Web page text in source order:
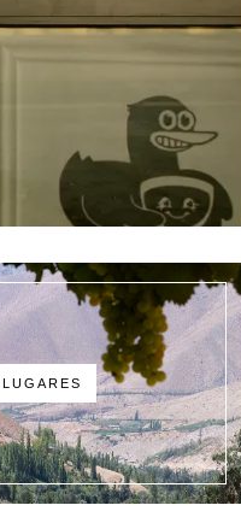
LUGARES